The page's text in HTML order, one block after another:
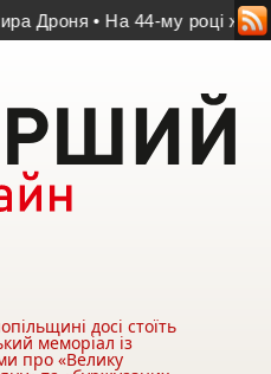
• На 44-му році життя
досі стоїть
меморіал із
про «Велику